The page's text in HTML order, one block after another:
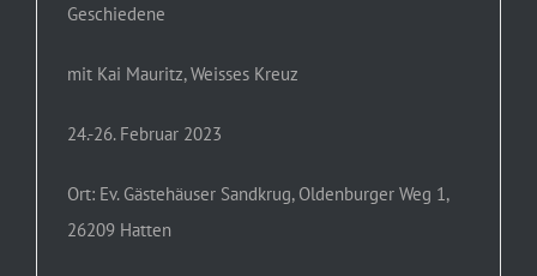
Geschiedene
mit Kai Mauritz, Weisses Kreuz
24.-26. Februar 2023
Ort: Ev. Gästehäuser Sandkrug, Oldenburger Weg 1,
26209 Hatten